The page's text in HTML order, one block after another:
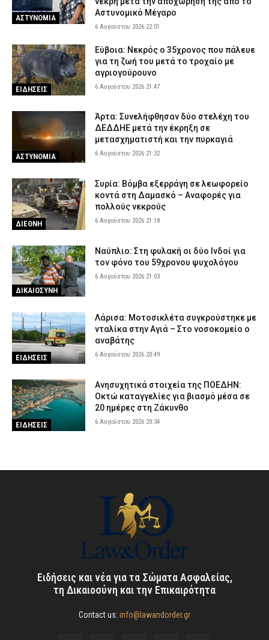
ΑΣΤΥΝΟΜΙΑ
Αστυνομικό Μέγαρο
6 Αυγούστου 2026 22:01
ΕΙΔΗΣΕΙΣ
Εύβοια: Νεκρός ο 35χρονος που πάλευε
για τη ζωή του μετά το τροχαίο με
αγριογούρουνο
6 Αυγούστου 2026 21:47
ΑΣΤΥΝΟΜΙΑ
Άρτα: Συνελήφθησαν δύο στελέχη του
ΔΕΔΔΗΕ μετά την έκρηξη σε
μετασχηματιστή και την πυρκαγιά
6 Αυγούστου 2026 21:32
ΔΙΕΘΝΗ
Συρία: Βόμβα εξερράγη σε λεωφορείο
κοντά στη Δαμασκό – Αναφορές για
πολλούς νεκρούς
6 Αυγούστου 2026 21:18
ΔΙΚΑΙΟΣΥΝΗ
Ναύπλιο: Στη φυλακή οι δύο Ινδοί για
τον φόνο του 59χρονου ψυχολόγου
6 Αυγούστου 2026 21:03
ΕΙΔΗΣΕΙΣ
Λάρισα: Μοτοσικλέτα συγκρούστηκε με
νταλίκα στην Αγιά – Στο νοσοκομείο ο
αναβάτης
6 Αυγούστου 2026 20:49
ΕΙΔΗΣΕΙΣ
Ανησυχητικά στοιχεία της ΠΟΕΔΗΝ:
Οκτώ καταγγελίες για βιασμό μέσα σε
20 ημέρες στη Ζάκυνθο
6 Αυγούστου 2026 20:34
Ειδήσεις και νέα για τα Σώματα Ασφαλείας,
τη Δικαιοσύνη και την Επικαιρότητα
Contact us: info@lawandorder.gr